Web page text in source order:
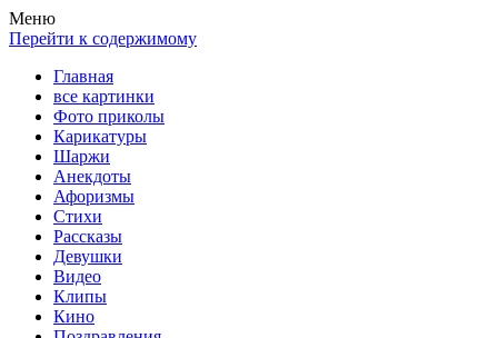
Весела хата — прикольные картинки, смешные истории,
клипы!
Покажем всем ваши фото приколы, карикатуры, шаржи, стихи,
рассказы, видео и песни!
Меню
Перейти к содержимому
Главная
все картинки
Фото приколы
Карикатуры
Шаржи
Анекдоты
Афоризмы
Стихи
Рассказы
Девушки
Видео
Клипы
Кино